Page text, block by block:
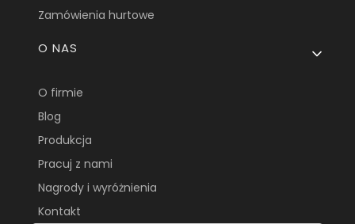
Zamówienia hurtowe
O NAS
O firmie
Blog
Produkcja
Pracuj z nami
Nagrody i wyróżnienia
Kontakt